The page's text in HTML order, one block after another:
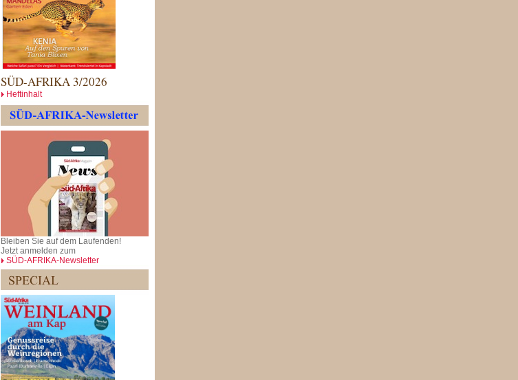
SÜD-AFRIKA 3/2026
Heftinhalt
Bleiben Sie auf dem Laufenden!
Jetzt anmelden zum
SÜD-AFRIKA-Newsletter